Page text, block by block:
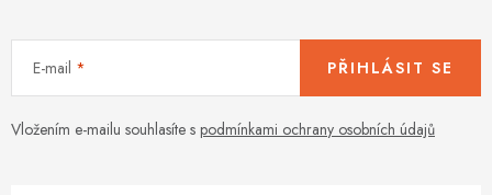
E-mail
Vložením e-mailu souhlasíte s podmínkami ochrany osobních údajů
PŘIHLÁSIT SE